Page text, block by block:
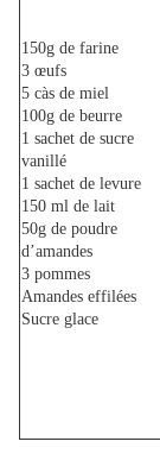
150g de farine
3 œufs
5 càs de miel
100g de beurre
1 sachet de sucre
vanillé
1 sachet de levure
150 ml de lait
50g de poudre
d’amandes
3 pommes
Amandes effilées
Sucre glace